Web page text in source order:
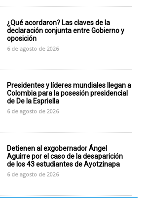
¿Qué acordaron? Las claves de la
declaración conjunta entre Gobierno y
oposición
6 de agosto de 2026
Presidentes y líderes mundiales llegan a
Colombia para la posesión presidencial
de De la Espriella
6 de agosto de 2026
Detienen al exgobernador Ángel
Aguirre por el caso de la desaparición
de los 43 estudiantes de Ayotzinapa
6 de agosto de 2026